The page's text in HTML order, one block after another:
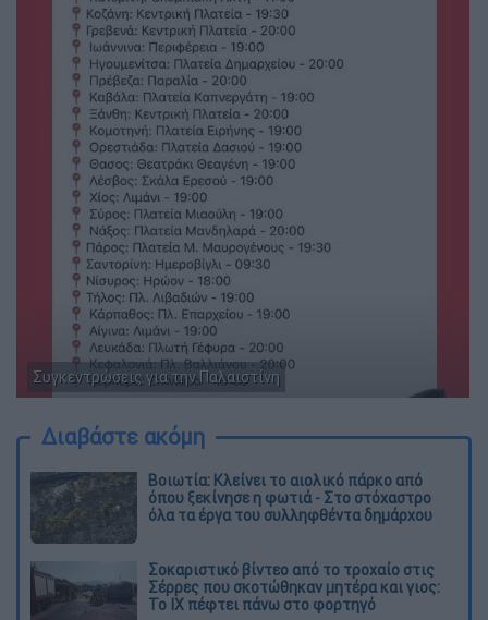
Συγκεντρώσεις για την Παλαιστίνη
Διαβάστε ακόμη
Βοιωτία: Κλείνει το αιολικό πάρκο από
όπου ξεκίνησε η φωτιά - Στο στόχαστρο
όλα τα έργα του συλληφθέντα δημάρχου
Σοκαριστικό βίντεο από το τροχαίο στις
Σέρρες που σκοτώθηκαν μητέρα και γιος:
Το ΙΧ πέφτει πάνω στο φορτηγό